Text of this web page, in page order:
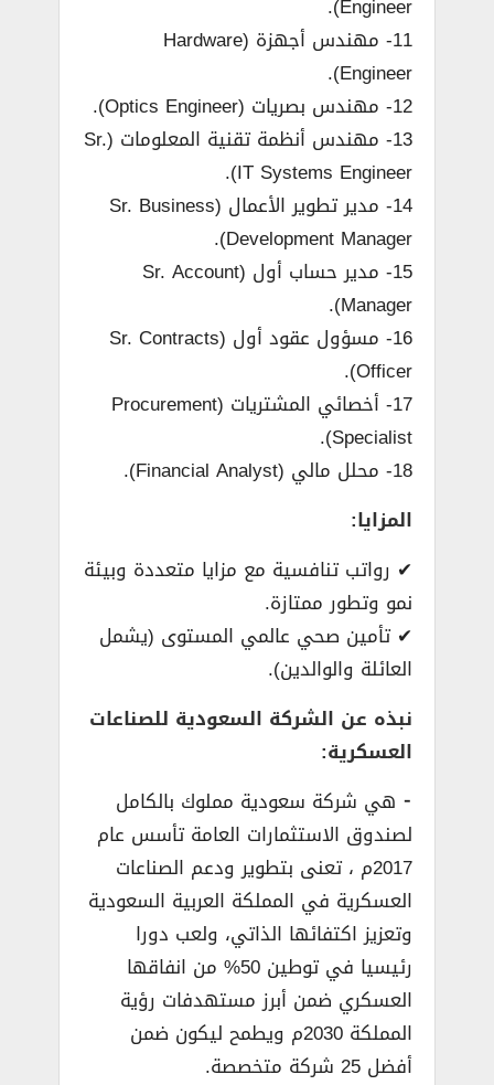
11- مهندس أجهزة (Hardware
Engineer).
12- مهندس بصريات (Optics Engineer).
13- مهندس أنظمة تقنية المعلومات (Sr.
IT Systems Engineer).
14- مدير تطوير الأعمال (Sr. Business
Development Manager).
15- مدير حساب أول (Sr. Account
Manager).
16- مسؤول عقود أول (Sr. Contracts
Officer).
17- أخصائي المشتريات (Procurement
Specialist).
18- محلل مالي (Financial Analyst).
المزايا:
✔ رواتب تنافسية مع مزايا متعددة وبيئة
نمو وتطور ممتازة.
✔ تأمين صحي عالمي المستوى (يشمل
العائلة والوالدين).
نبذه عن الشركة السعودية للصناعات
العسكرية:
⁃ هي شركة سعودية مملوك بالكامل
لصندوق الاستثمارات العامة تأسس عام
2017م ، تعنى بتطوير ودعم الصناعات
العسكرية في المملكة العربية السعودية
وتعزيز اكتفائها الذاتي، ولعب دورا
رئيسيا في توطين 50% من انفاقها
العسكري ضمن أبرز مستهدفات رؤية
المملكة 2030م ويطمح ليكون ضمن
أفضل 25 شركة متخصصة.